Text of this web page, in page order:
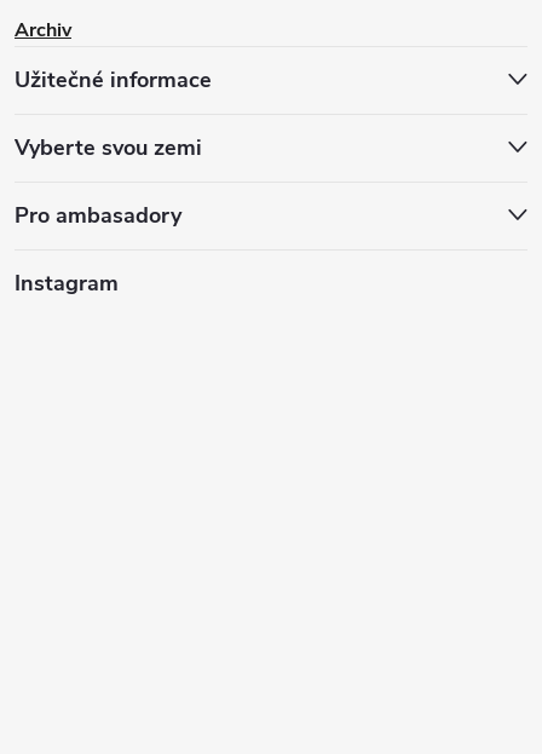
Archiv
Užitečné informace
Vyberte svou zemi
Pro ambasadory
Instagram